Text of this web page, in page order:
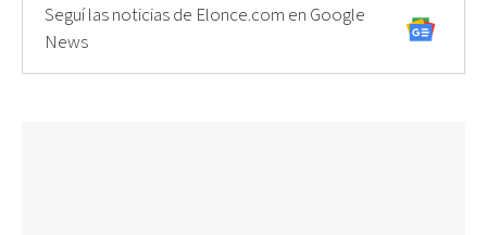
Seguí las noticias de Elonce.com en Google
News